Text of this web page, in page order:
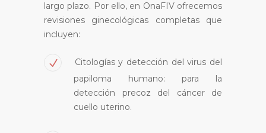
largo plazo. Por ello, en OnaFIV ofrecemos
revisiones ginecológicas completas que
incluyen:
Citologías y detección del virus del
papiloma humano: para la
detección precoz del cáncer de
cuello uterino.